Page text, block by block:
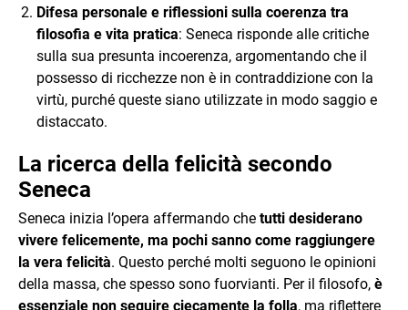
Difesa personale e riflessioni sulla coerenza tra
filosofia e vita pratica: Seneca risponde alle critiche
sulla sua presunta incoerenza, argomentando che il
possesso di ricchezze non è in contraddizione con la
virtù, purché queste siano utilizzate in modo saggio e
distaccato.
La ricerca della felicità secondo
Seneca
Seneca inizia l’opera affermando che tutti desiderano
vivere felicemente, ma pochi sanno come raggiungere
la vera felicità. Questo perché molti seguono le opinioni
della massa, che spesso sono fuorvianti. Per il filosofo, è
essenziale non seguire ciecamente la folla, ma riflettere